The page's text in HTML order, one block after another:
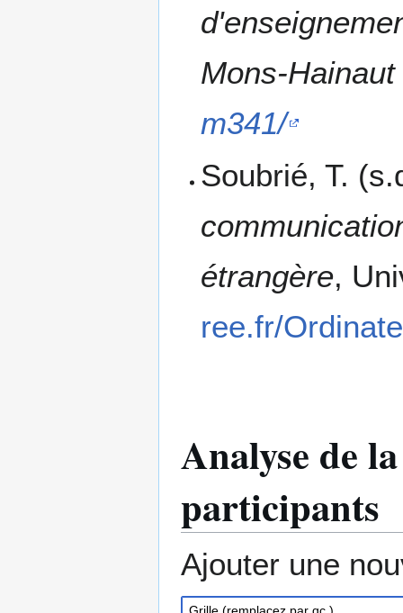
Mons-
m341/
Soubrié, T.
étrangère,
ree.fr/
Analyse de
participants
Ajouter une